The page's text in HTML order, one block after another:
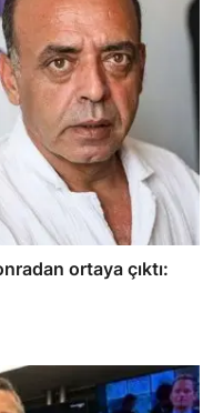
ortaya çıktı: